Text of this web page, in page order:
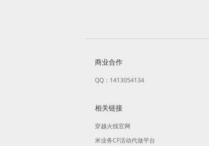
商业合作
QQ：1413054134
相关链接
穿越火线官网
米业务CF活动代做平台